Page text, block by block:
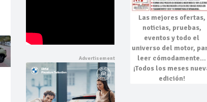
Las mejores ofertas,
noticias, pruebas,
eventosy todo el
universo del motor,
leer cómodamente…
¡Todos los meses
edición!